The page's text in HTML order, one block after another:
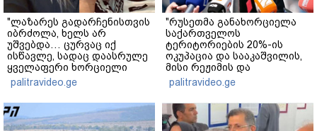
"ლაზარეს გადარჩენისთვის
იბრძოლა, ხელს არ
უშვებდა… ცურვაც იქ
ისწავლე, სადაც დაასრულე
ყველაფერი ხორციელი
ცხოვრებიდან" – რას წერს
ხობში დაღუპული დედა-
შვილის ახლობელი?
palitravideo.ge
"რუსეთმა განახორციელა
საქართველოს
ტერიტორიების 20%-ის
ოკუპაცია და სააკაშვილის,
მისი რეჟიმის და
"ნაცმოძრაობის" ღალატი
ვერანაირად ვერ
გადაფარავს ამ
დანაშაულს" - ირაკლი
კობახიძე
palitravideo.ge